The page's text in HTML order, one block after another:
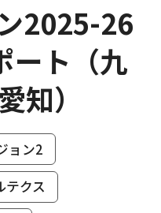
2025-26
ート（九
知）
ョン2
テクス